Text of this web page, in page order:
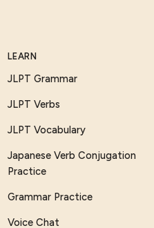
LEARN
JLPT Grammar
JLPT Verbs
JLPT Vocabulary
Japanese Verb Conjugation
Practice
Grammar Practice
Voice Chat